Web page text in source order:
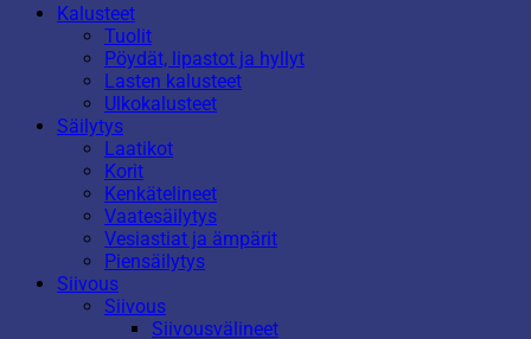
Kalusteet
Tuolit
Pöydät, lipastot ja hyllyt
Lasten kalusteet
Ulkokalusteet
Säilytys
Laatikot
Korit
Kenkätelineet
Vaatesäilytys
Vesiastiat ja ämpärit
Piensäilytys
Siivous
Siivous
Siivousvälineet